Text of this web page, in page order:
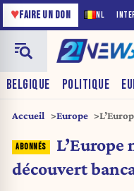
NL
♥FAIRE UN DON
BELGIQUE POLITIQUE
Accueil Europe
découvert